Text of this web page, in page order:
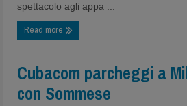
spettacolo agli appa ...
Read more
Cubacom parcheggi a
con Sommese